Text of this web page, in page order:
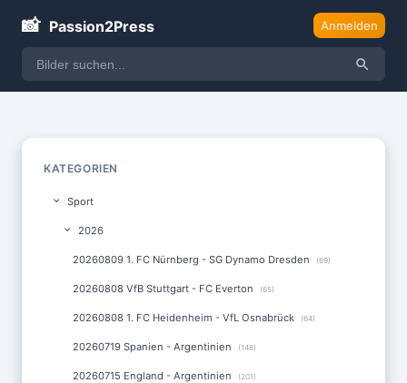
📸 Passion2Press Anmelden
KATEGORIEN
Sport
2026
20260809 1. FC Nürnberg - SG Dynamo Dresden (69)
20260808 VfB Stuttgart - FC Everton (65)
20260808 1. FC Heidenheim - VfL Osnabrück (64)
20260719 Spanien - Argentinien (148)
20260715 England - Argentinien (201)